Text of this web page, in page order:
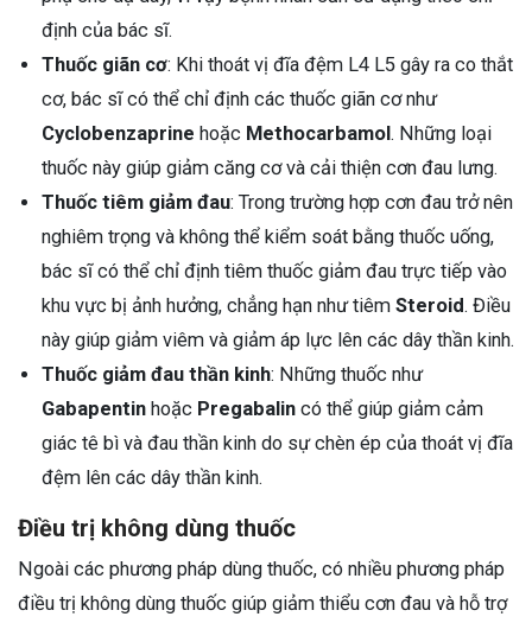
định của bác sĩ.
Thuốc giãn cơ: Khi thoát vị đĩa đệm L4 L5 gây ra co thắt
cơ, bác sĩ có thể chỉ định các thuốc giãn cơ như
Cyclobenzaprine hoặc Methocarbamol. Những loại
thuốc này giúp giảm căng cơ và cải thiện cơn đau lưng.
Thuốc tiêm giảm đau: Trong trường hợp cơn đau trở nên
nghiêm trọng và không thể kiểm soát bằng thuốc uống,
bác sĩ có thể chỉ định tiêm thuốc giảm đau trực tiếp vào
khu vực bị ảnh hưởng, chẳng hạn như tiêm Steroid. Điều
này giúp giảm viêm và giảm áp lực lên các dây thần kinh.
Thuốc giảm đau thần kinh: Những thuốc như
Gabapentin hoặc Pregabalin có thể giúp giảm cảm
giác tê bì và đau thần kinh do sự chèn ép của thoát vị đĩa
đệm lên các dây thần kinh.
Điều trị không dùng thuốc
Ngoài các phương pháp dùng thuốc, có nhiều phương pháp
điều trị không dùng thuốc giúp giảm thiểu cơn đau và hỗ trợ